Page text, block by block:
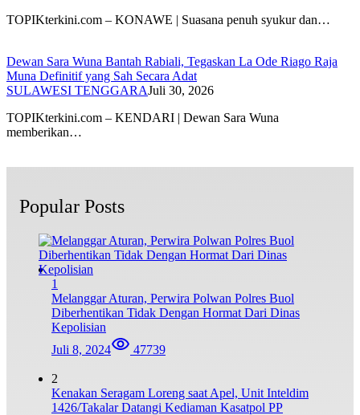
TOPIKterkini.com – KONAWE | Suasana penuh syukur dan…
Dewan Sara Wuna Bantah Rabiali, Tegaskan La Ode Riago Raja
Muna Definitif yang Sah Secara Adat
SULAWESI TENGGARAJuli 30, 2026
TOPIKterkini.com – KENDARI | Dewan Sara Wuna
memberikan…
Popular Posts
1
Melanggar Aturan, Perwira Polwan Polres Buol
Diberhentikan Tidak Dengan Hormat Dari Dinas
Kepolisian
Juli 8, 2024
47739
2
Kenakan Seragam Loreng saat Apel, Unit Inteldim
1426/Takalar Datangi Kediaman Kasatpol PP